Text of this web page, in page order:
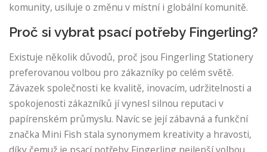
komunity, usiluje o změnu v místní i globální komunitě.
Proč si vybrat psací potřeby Fingerling?
Existuje několik důvodů, proč jsou Fingerling Stationery
preferovanou volbou pro zákazníky po celém světě.
Závazek společnosti ke kvalitě, inovacím, udržitelnosti a
spokojenosti zákazníků jí vynesl silnou reputaci v
papírenském průmyslu. Navíc se její zábavná a funkční
značka Mini Fish stala synonymem kreativity a hravosti,